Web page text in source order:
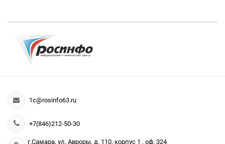
1c@rosinfo63.ru
+7(846)212-50-30
г.Самара, ул. Авроры, д. 110, корпус 1 , оф. 324